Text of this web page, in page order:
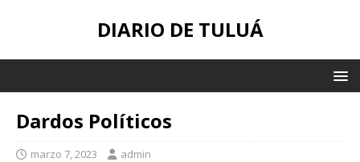
DIARIO DE TULUÁ
Dardos Políticos
marzo 7, 2023 admin